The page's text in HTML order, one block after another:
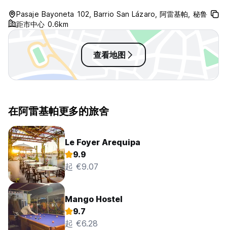
volcanoes from
and breakfast
good. We also
Pasaje Bayoneta 102, Barrio San Lázaro, 阿雷基帕, 秘鲁
距市中心 0.6km
查看地图
在阿雷基帕更多的旅舍
Le Foyer Arequipa
9.9
起 €9.07
Mango Hostel
9.7
起 €6.28